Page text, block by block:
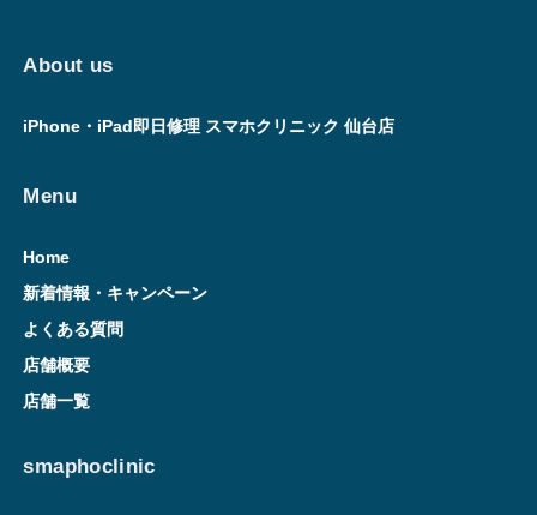
About us
iPhone・iPad即日修理 スマホクリニック 仙台店
Menu
Home
新着情報・キャンペーン
よくある質問
店舗概要
店舗一覧
smaphoclinic